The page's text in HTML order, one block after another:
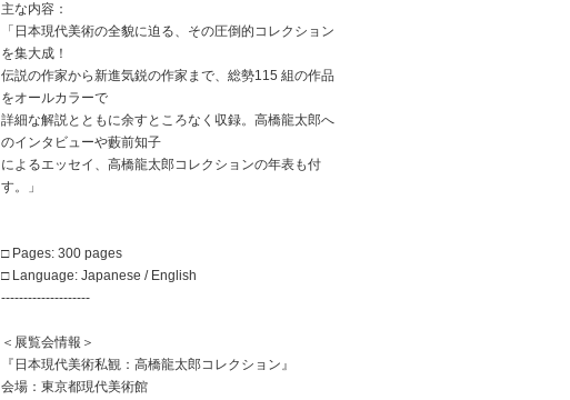
主な内容：
「日本現代美術の全貌に迫る、その圧倒的コレクション
を集大成！
伝説の作家から新進気鋭の作家まで、総勢115 組の作品
をオールカラーで
詳細な解説とともに余すところなく収録。高橋龍太郎へ
のインタビューや藪前知子
によるエッセイ、高橋龍太郎コレクションの年表も付
す。」
□ Pages: 300 pages
□ Language: Japanese / English
--------------------
＜展覧会情報＞
『日本現代美術私観：高橋龍太郎コレクション』
会場：東京都現代美術館